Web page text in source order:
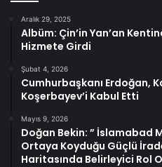
Aralık 29, 2025
Albüm: Çin’in Yan’an
Hizmete Girdi
Şubat 4, 2026
Cumhurbaşkanı Erdoğan,
Koşerbayev’i Kabul Etti
Mayıs 9, 2026
Doğan Bekin: ” İslamabad
Ortaya Koyduğu Güçlü
Haritasında Belirleyici Rol